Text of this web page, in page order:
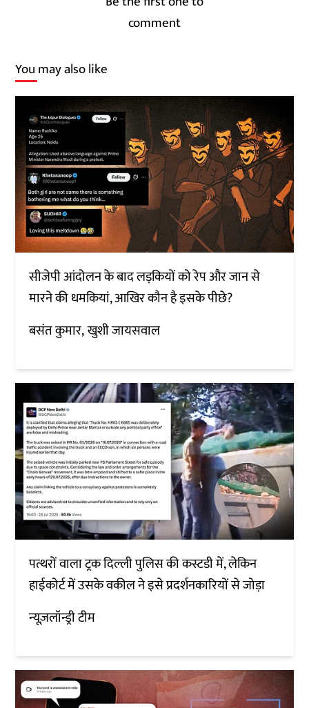
comment
You may also like
सीजेपी आंदोलन के बाद लड़कियों को रेप और जान से
मारने की धमकियां, आखिर कौन है इसके पीछे?
बसंत कुमार खुशी जायसवाल
पत्थरों वाला ट्रक दिल्ली पुलिस की कस्टडी में, लेकिन
हाईकोर्ट में उसके वकील ने इसे प्रदर्शनकारियों से जोड़ा
न्यूज़लॉन्ड्री टीम